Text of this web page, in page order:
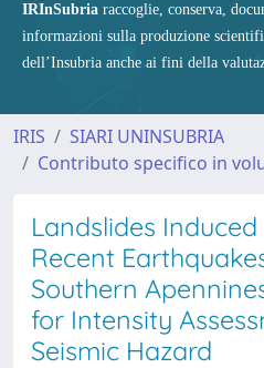
IRInSubria raccoglie, conserva,
informazioni sulla produzione
dell’Insubria anche ai fini della
IRIS
SIARI UNINSUBRIA
Contributo specifico in
Landslides
Recent
Southern
for Intensity
Seismic Hazard